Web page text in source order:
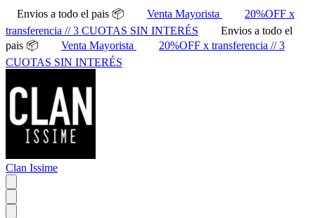
Envios a todo el pais 📦 Venta Mayorista
20%OFF x
transferencia // 3 CUOTAS SIN INTERÉS
Envios a todo el
pais 📦
Venta Mayorista
20%OFF x transferencia // 3
CUOTAS SIN INTERÉS
Clan Issime